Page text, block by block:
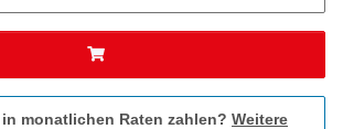
monatlichen Raten zahlen? Weitere